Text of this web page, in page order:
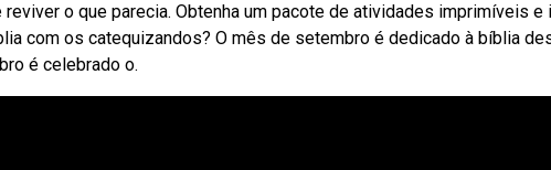
reviver o que parecia. Obtenha um pacote de atividades imprimíveis
com os catequizandos? O mês de setembro é dedicado à bíblia
é celebrado o.